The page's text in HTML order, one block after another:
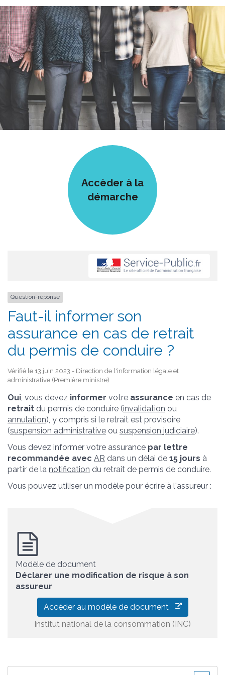
Accèder à la
démarche
Question-réponse
Faut-il informer son
assurance en cas de retrait
du permis de conduire ?
Vérifié le 13 juin 2023 - Direction de l'information légale et
administrative (Première ministre)
Oui, vous devez informer votre assurance en cas de
retrait du permis de conduire (invalidation ou
annulation), y compris si le retrait est provisoire
(suspension administrative ou suspension judiciaire).
Vous devez informer votre assurance par lettre
recommandée avec AR dans un délai de 15 jours à
partir de la notification du retrait de permis de conduire.
Vous pouvez utiliser un modèle pour écrire à l'assureur :
Modèle de document
Déclarer une modification de risque à son
assureur
Accéder au modèle de document
Institut national de la consommation (INC)